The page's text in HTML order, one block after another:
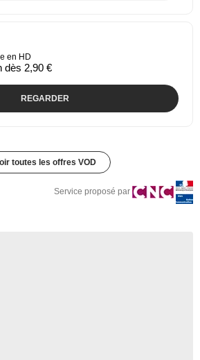
en HD
dès 2,90 €
REGARDER
toutes les offres VOD
Service proposé par